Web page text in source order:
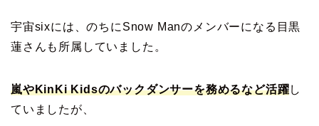
宇宙sixには、のちにSnow Manのメンバーになる目黒
蓮さんも所属していました。
嵐やKinKi Kidsのバックダンサーを務めるなど活躍し
ていましたが、